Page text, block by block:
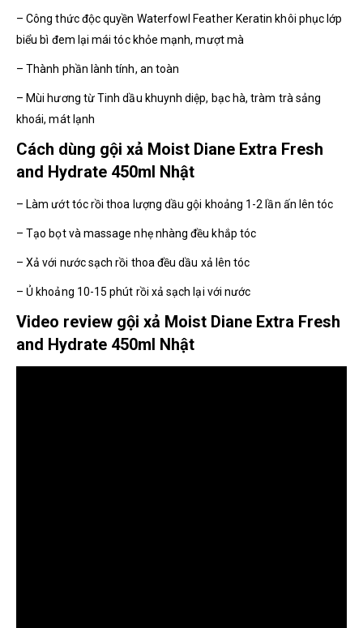
– Công thức độc quyền Waterfowl Feather Keratin khôi phục lớp
biểu bì đem lại mái tóc khỏe mạnh, mượt mà
– Thành phần lành tính, an toàn
– Mùi hương từ Tinh dầu khuynh diệp, bạc hà, tràm trà sảng
khoái, mát lạnh
Cách dùng gội xả Moist Diane Extra Fresh
and Hydrate 450ml Nhật
– Làm ướt tóc rồi thoa lượng dầu gội khoảng 1-2 lần ấn lên tóc
– Tạo bọt và massage nhẹ nhàng đều khắp tóc
– Xả với nước sạch rồi thoa đều dầu xả lên tóc
– Ủ khoảng 10-15 phút rồi xả sạch lại với nước
Video review gội xả Moist Diane Extra Fresh
and Hydrate 450ml Nhật